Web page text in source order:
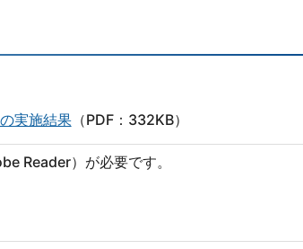
実施結果（PDF：332KB）
Reader）が必要です。